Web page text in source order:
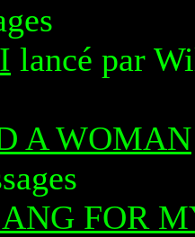
lancé par
A WOMAN
FOR